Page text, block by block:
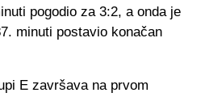
pogodio za 3:2, a onda je
minuti postavio konačan
E završava na prvom